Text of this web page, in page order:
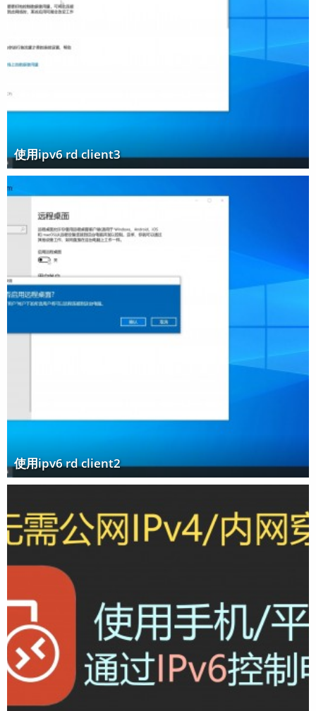
使用ipv6 rd client3
使用ipv6 rd client2